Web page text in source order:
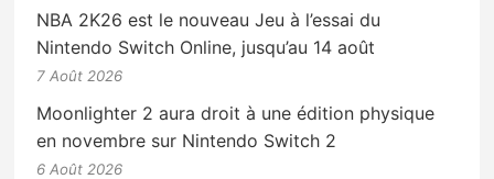
NBA 2K26 est le nouveau Jeu à l’essai du
Nintendo Switch Online, jusqu’au 14 août
7 Août 2026
Moonlighter 2 aura droit à une édition physique
en novembre sur Nintendo Switch 2
6 Août 2026